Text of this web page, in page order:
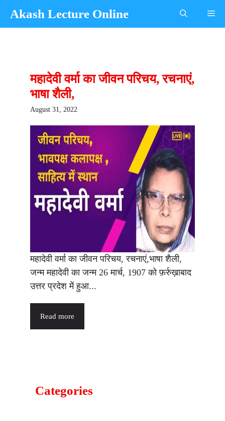
Akash Lecture Online
महादेवी वर्मा का जीवन परिचय, रचनाएं,
भाषा शैली,
August 31, 2022
महादेवी वर्मा का जीवन परिचय, रचनाएं,भाषा शैली,
जन्म महादेवी का जन्म 26 मार्च, 1907 को फ़र्रुख़ाबाद
उत्तर प्रदेश में हुआ...
Read more
Categories